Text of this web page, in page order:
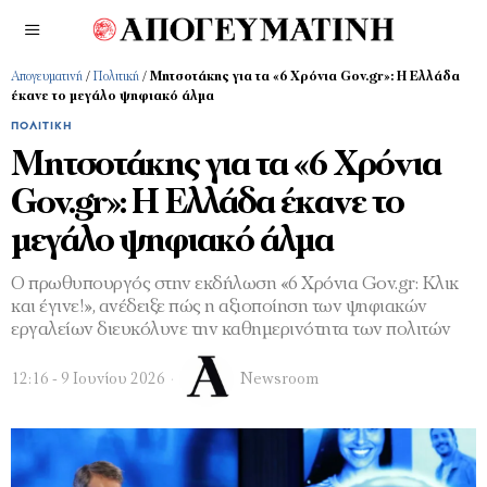
Απογευματινή / Πολιτική / Μητσοτάκης για τα «6 Χρόνια Gov.gr»: Η Ελλάδα
έκανε το μεγάλο ψηφιακό άλμα
ΠΟΛΙΤΙΚΉ
Μητσοτάκης για τα «6 Χρόνια
Gov.gr»: Η Ελλάδα έκανε το
μεγάλο ψηφιακό άλμα
Ο πρωθυπουργός στην εκδήλωση «6 Χρόνια Gov.gr: Kλικ
και έγινε!», ανέδειξε πώς η αξιοποίηση των ψηφιακών
εργαλείων διευκόλυνε την καθημερινότητα των πολιτών
12:16 - 9 Ιουνίου 2026 Newsroom